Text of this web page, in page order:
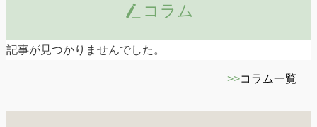
コラム
記事が見つかりませんでした。
>>コラム一覧